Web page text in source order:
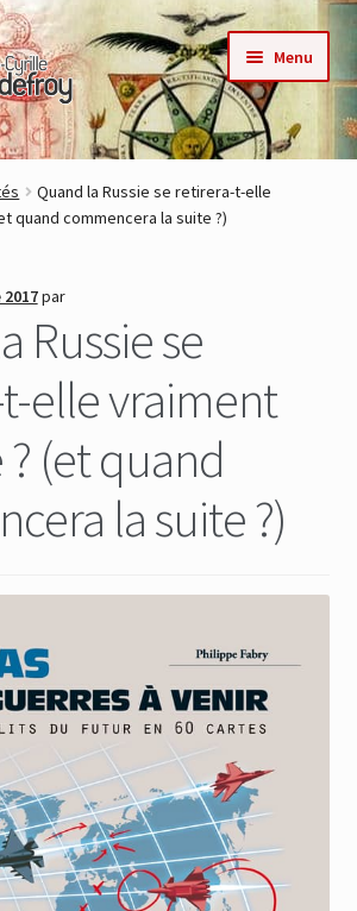
Menu
Quand la Russie se retirera-t-elle
quand commencera la suite ?)
par
Russie se
elle vraiment
(et quand
la suite ?)